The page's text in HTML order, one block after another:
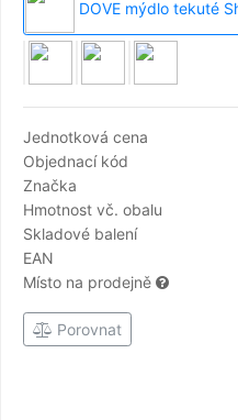
DOVE mýdlo tekuté
Jednotková cena
Objednací kód
Značka
Hmotnost vč. obalu
Skladové balení
EAN
Místo na prodejně
Porovnat